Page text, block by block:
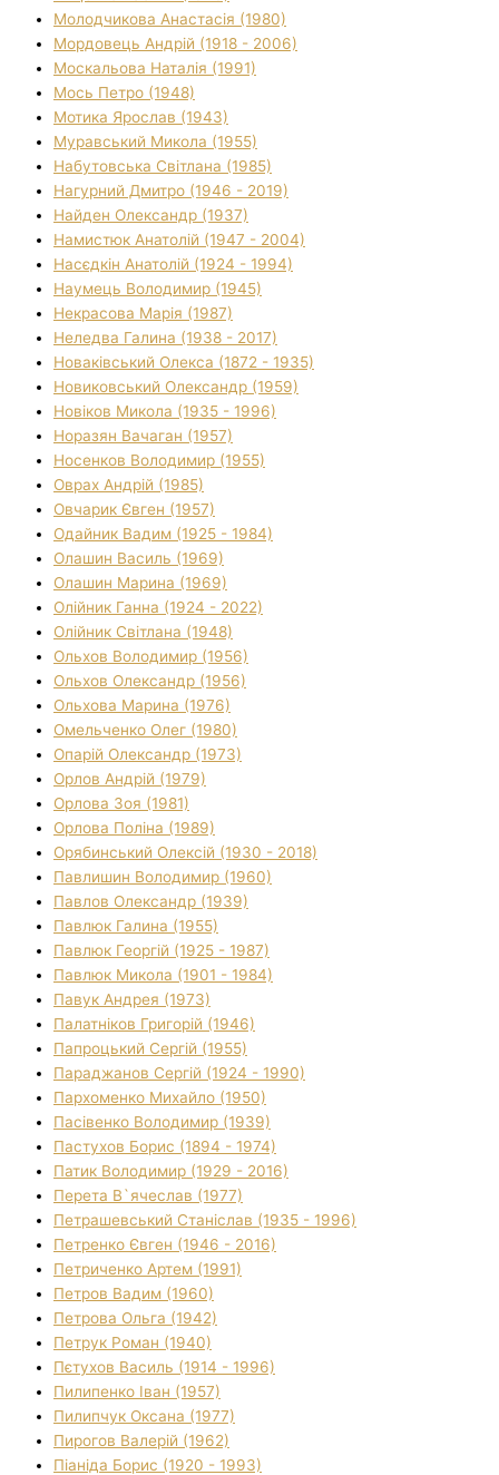
Молодчикова Анастасія (1980)
Мордовець Андрій (1918 - 2006)
Москальова Наталія (1991)
Мось Петро (1948)
Мотика Ярослав (1943)
Муравський Микола (1955)
Набутовська Світлана (1985)
Нагурний Дмитро (1946 - 2019)
Найден Олександр (1937)
Намистюк Анатолій (1947 - 2004)
Насєдкін Анатолій (1924 - 1994)
Наумець Володимир (1945)
Некрасова Марія (1987)
Неледва Галина (1938 - 2017)
Новаківський Олекса (1872 - 1935)
Новиковський Олександр (1959)
Новіков Микола (1935 - 1996)
Норазян Вачаган (1957)
Носенков Володимир (1955)
Оврах Андрій (1985)
Овчарик Євген (1957)
Одайник Вадим (1925 - 1984)
Олашин Василь (1969)
Олашин Марина (1969)
Олійник Ганна (1924 - 2022)
Олійник Світлана (1948)
Ольхов Володимир (1956)
Ольхов Олександр (1956)
Ольхова Марина (1976)
Омельченко Олег (1980)
Опарій Олександр (1973)
Орлов Андрій (1979)
Орлова Зоя (1981)
Орлова Поліна (1989)
Орябинський Олексій (1930 - 2018)
Павлишин Володимир (1960)
Павлов Олександр (1939)
Павлюк Галина (1955)
Павлюк Георгій (1925 - 1987)
Павлюк Микола (1901 - 1984)
Павук Андрея (1973)
Палатніков Григорій (1946)
Папроцький Сергій (1955)
Параджанов Сергій (1924 - 1990)
Пархоменко Михайло (1950)
Пасівенко Володимир (1939)
Пастухов Борис (1894 - 1974)
Патик Володимир (1929 - 2016)
Перета В`ячеслав (1977)
Петрашевський Станіслав (1935 - 1996)
Петренко Євген (1946 - 2016)
Петриченко Артем (1991)
Петров Вадим (1960)
Петрова Ольга (1942)
Петрук Роман (1940)
Пєтухов Василь (1914 - 1996)
Пилипенко Іван (1957)
Пилипчук Оксана (1977)
Пирогов Валерій (1962)
Піаніда Борис (1920 - 1993)